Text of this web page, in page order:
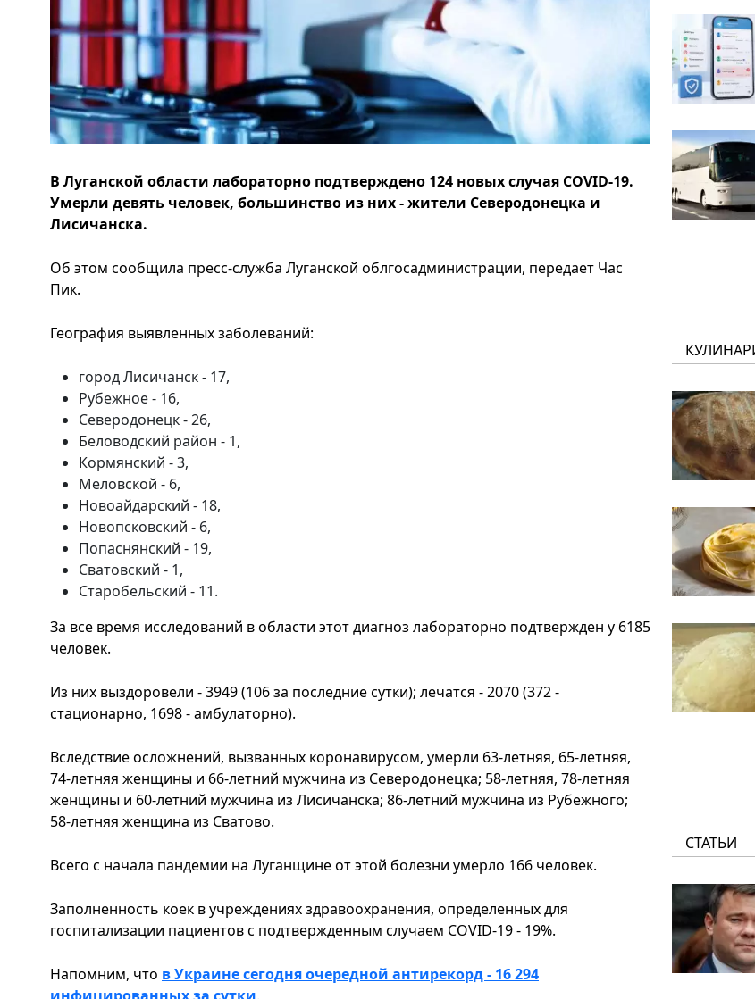
В Луганской области лабораторно подтверждено 124 новых случая COVID-19.
Умерли девять человек, большинство из них - жители Северодонецка и
Лисичанска.
Об этом сообщила пресс-служба Луганской облгосадминистрации, передает Час
Пик.
География выявленных заболеваний:
город Лисичанск - 17,
Рубежное - 16,
Северодонецк - 26,
Беловодский район - 1,
Кормянский - 3,
Меловской - 6,
Новоайдарский - 18,
Новопсковский - 6,
Попаснянский - 19,
Сватовский - 1,
Старобельский - 11.
За все время исследований в области этот диагноз лабораторно подтвержден у 6185
человек.
Из них выздоровели - 3949 (106 за последние сутки); лечатся - 2070 (372 -
стационарно, 1698 - амбулаторно).
Вследствие осложнений, вызванных коронавирусом, умерли 63-летняя, 65-летняя,
74-летняя женщины и 66-летний мужчина из Северодонецка; 58-летняя, 78-летняя
женщины и 60-летний мужчина из Лисичанска; 86-летний мужчина из Рубежного;
58-летняя женщина из Сватово.
Всего с начала пандемии на Луганщине от этой болезни умерло 166 человек.
Заполненность коек в учреждениях здравоохранения, определенных для
госпитализации пациентов с подтвержденным случаем COVID-19 - 19%.
Напомним, что в Украине сегодня очередной антирекорд - 16 294
СТАТЬИ